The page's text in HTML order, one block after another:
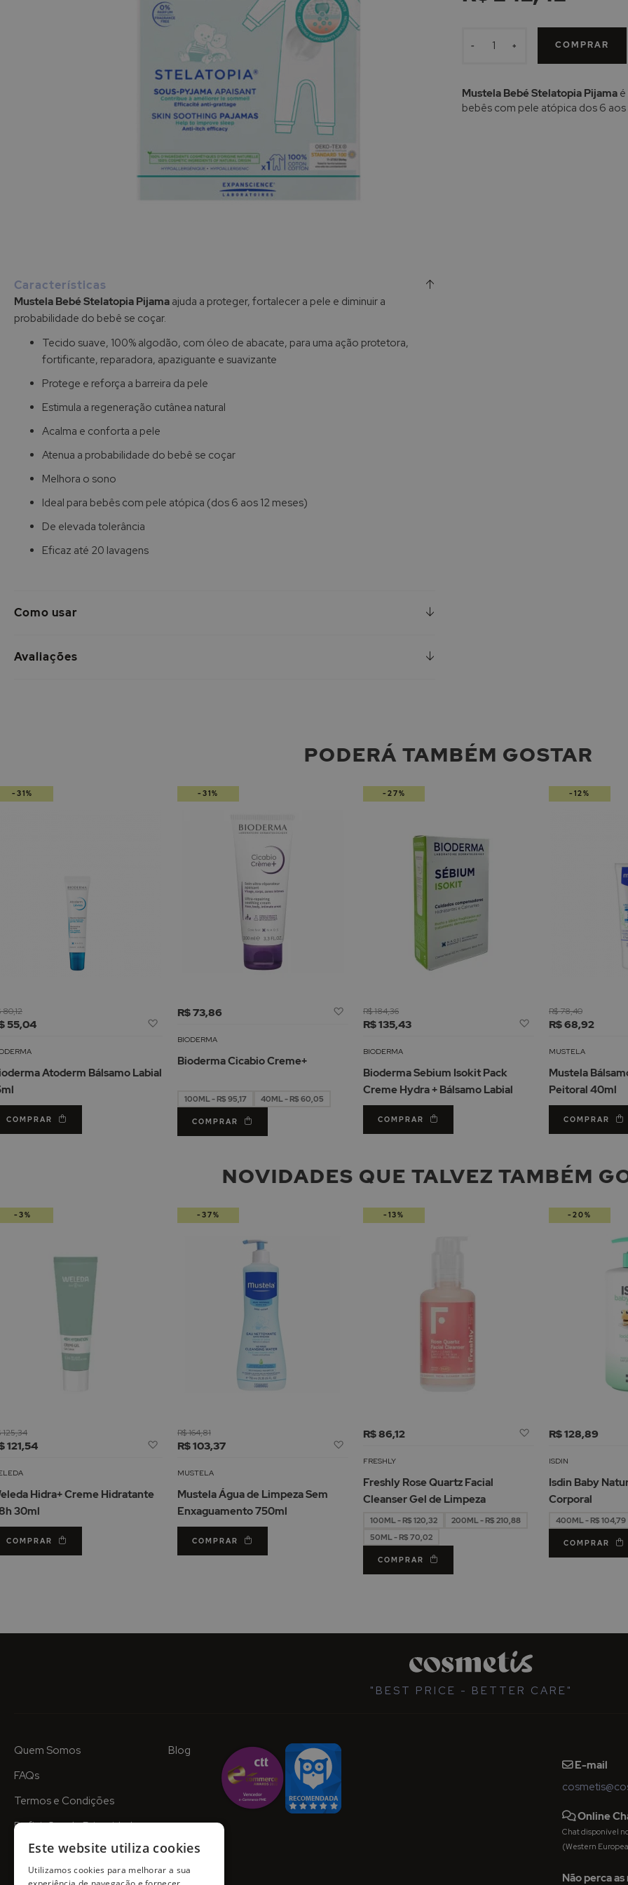
início
da
Galeria
de
imagens
- + COMPRAR
Mustela Bebé Stelatopia Pijamaé
bebês com pele atópica dos 6 aos
Características
Mustela Bebé Stelatopia Pijama ajuda a proteger, fortalecer a pele e diminuir a
probabilidade do bebê se coçar.
Tecido suave, 100% algodão, com óleo de abacate, para uma ação protetora,
fortificante, reparadora, apaziguante e suavizante
Protege e reforça a barreira da pele
Estimula a regeneração cutânea natural
Acalma e conforta a pele
Atenua a probabilidade do bebê se coçar
Melhora o sono
Ideal para bebês com pele atópica (dos 6 aos 12 meses)
De elevada tolerância
Eficaz até 20 lavagens
Como usar
Avaliações
PODERÁ TAMBÉM GOSTAR
55,04
80,12
Atoderm Bálsamo Labial
COMPRAR
-31%
R$ 73,86
Adicionar
Desejos
BIODERMA
Bioderma Cicabio Creme+
100ML - R$ 95,17 40ML - R$ 60,05
COMPRAR
-31%
R$ 135,43
R$ 184,36
Adicionar
Lista
Desejos
BIODERMA
Bioderma Sebium Isokit Pack
Creme Hydra + Bálsamo Labial
COMPRAR
-27%
R$ 68,92
R$ 78,40
MUSTELA
Mustela
Peitoral 40ml
COMPRAR
-12%
NOVIDADES QUE TALVEZ TAMBÉM
121,54
125,34
Adicionar
Lista
Desejos
Hidra+ Creme Hidratante
30ml
COMPRAR
-3%
R$ 103,37
R$ 164,81
Desejos
MUSTELA
Mustela Água de Limpeza Sem
Enxaguamento 750ml
COMPRAR
-37%
R$ 86,12
Adicionar
Lista
Desejos
FRESHLY
Freshly Rose Quartz Facial
Cleanser Gel de Limpeza
100ML - R$ 120,32
200ML - R$ 210,88
50ML - R$ 70,02
COMPRAR
-13%
R$ 128,89
ISDIN
Isdin Baby
Corporal
400ML - R$ 104,79
COMPRAR
-20%
"BEST PRICE - BETTER CARE"
Quem Somos
FAQs
Termos e Condições
Definições de Privacidade
Blog
E-mail
Online
Chat disponível
(Western
Não perca
Este website utiliza cookies
Utilizamos cookies para melhorar a sua